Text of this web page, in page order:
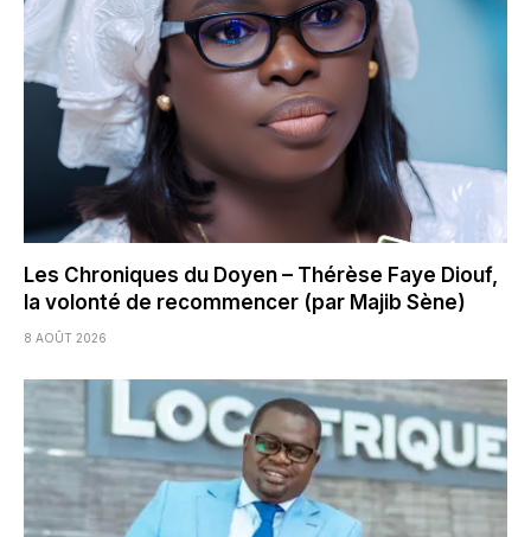
Les Chroniques du Doyen – Thérèse Faye Diouf,
la volonté de recommencer (par Majib Sène)
8 AOÛT 2026